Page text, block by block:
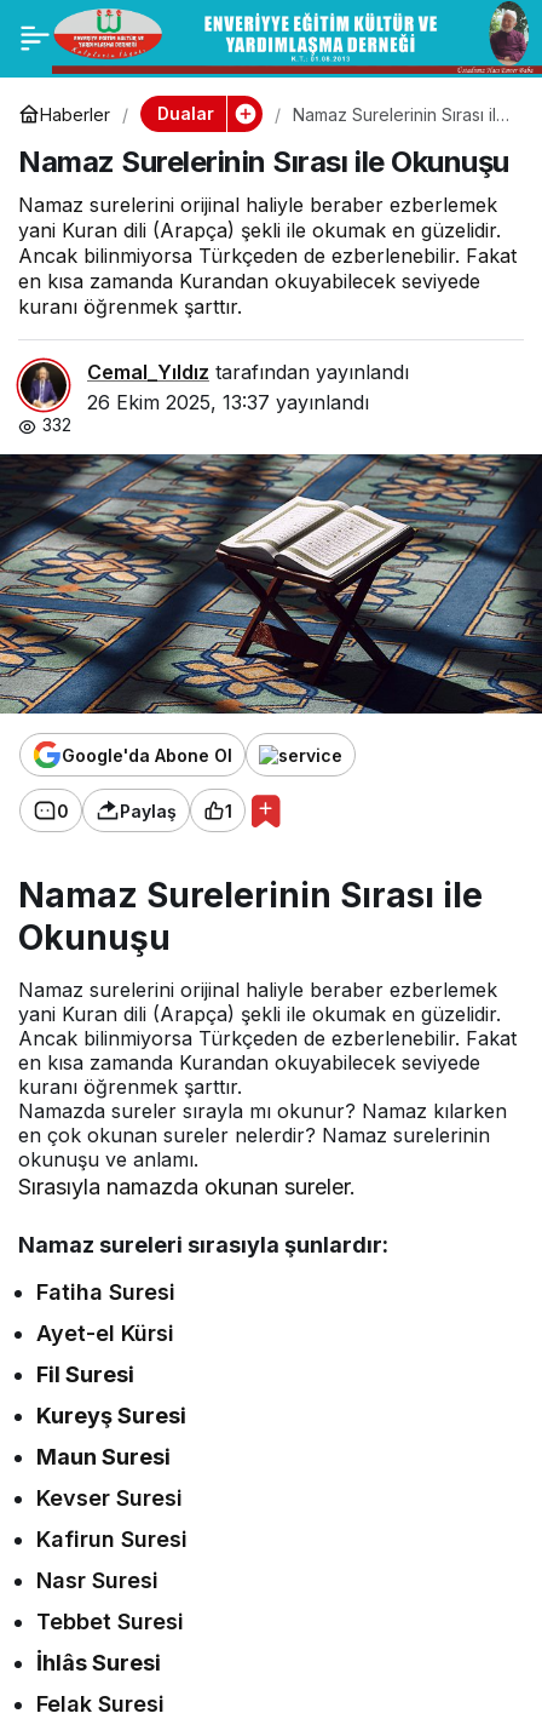
Haberler Dualar
Namaz Surelerinin Sırası ile
Namaz Surelerinin Sırası ile Okunuşu
Namaz surelerini orijinal haliyle beraber ezberlemek
yani Kuran dili (Arapça) şekli ile okumak en güzelidir.
Ancak bilinmiyorsa Türkçeden de ezberlenebilir. Fakat
en kısa zamanda Kurandan okuyabilecek seviyede
kuranı öğrenmek şarttır.
Cemal_Yıldız tarafından yayınlandı
26 Ekim 2025, 13:37 yayınlandı
332
Google'da Abone Ol
0 Paylaş 1
Namaz Surelerinin Sırası ile
Okunuşu
Namaz surelerini orijinal haliyle beraber ezberlemek
yani Kuran dili (Arapça) şekli ile okumak en güzelidir.
Ancak bilinmiyorsa Türkçeden de ezberlenebilir. Fakat
en kısa zamanda Kurandan okuyabilecek seviyede
kuranı öğrenmek şarttır.
Namazda sureler sırayla mı okunur? Namaz kılarken
en çok okunan sureler nelerdir? Namaz surelerinin
okunuşu ve anlamı.
Sırasıyla namazda okunan sureler.
Namaz sureleri sırasıyla şunlardır:
Fatiha Suresi
Ayet-el Kürsi
Fil Suresi
Kureyş Suresi
Maun Suresi
Kevser Suresi
Kafirun Suresi
Nasr Suresi
Tebbet Suresi
İhlâs Suresi
Felak Suresi
İhlas Suresinin
Anlamı ve Okunuşu
0 Paylaş